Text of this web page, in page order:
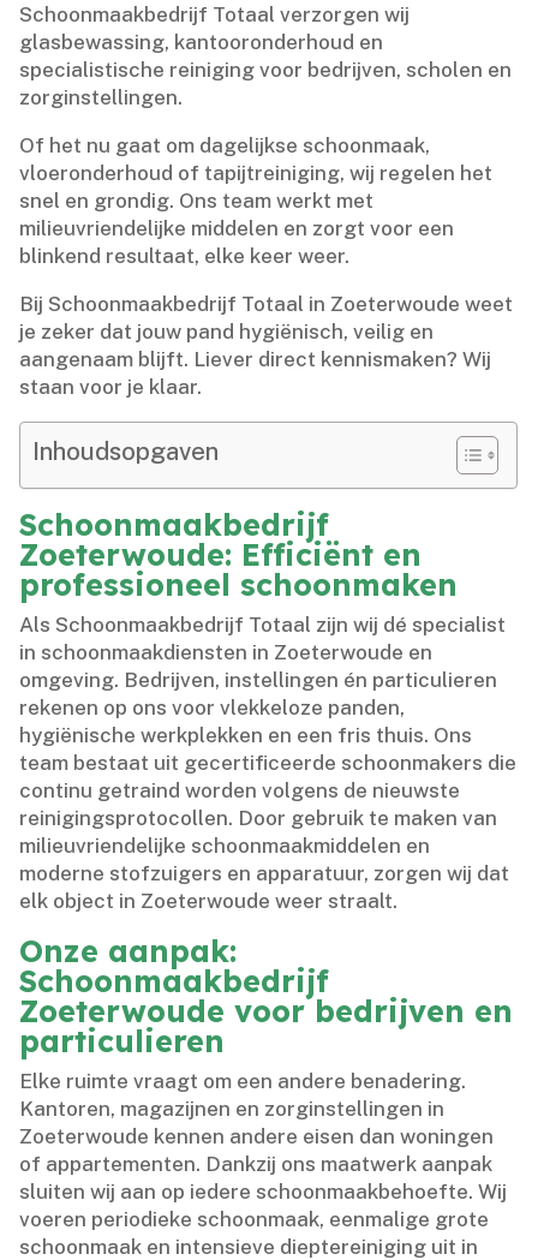
Schoonmaakbedrijf Totaal verzorgen wij
glasbewassing, kantooronderhoud en
specialistische reiniging voor bedrijven, scholen en
zorginstellingen.​
Of het nu gaat om dagelijkse schoonmaak,
vloeronderhoud of tapijtreiniging, wij regelen het
snel en grondig.​ Ons team werkt met
milieuvriendelijke middelen en zorgt voor een
blinkend resultaat, elke keer weer.​
Bij Schoonmaakbedrijf Totaal in Zoeterwoude weet
je zeker dat jouw pand hygiënisch, veilig en
aangenaam blijft.​ Liever direct kennismaken? Wij
staan voor je klaar.​
Inhoudsopgaven
Schoonmaakbedrijf
Zoeterwoude: Efficiënt en
professioneel schoonmaken
Als Schoonmaakbedrijf Totaal zijn wij dé specialist
in schoonmaakdiensten in Zoeterwoude en
omgeving.​ Bedrijven, instellingen én particulieren
rekenen op ons voor vlekkeloze panden,
hygiënische werkplekken en een fris thuis.​ Ons
team bestaat uit gecertificeerde schoonmakers die
continu getraind worden volgens de nieuwste
reinigingsprotocollen.​ Door gebruik te maken van
milieuvriendelijke schoonmaakmiddelen en
moderne stofzuigers en apparatuur, zorgen wij dat
elk object in Zoeterwoude weer straalt.​
Onze aanpak:
Schoonmaakbedrijf
Zoeterwoude voor bedrijven en
particulieren
Elke ruimte vraagt om een andere benadering.​
Kantoren, magazijnen en zorginstellingen in
Zoeterwoude kennen andere eisen dan woningen
of appartementen.​ Dankzij ons maatwerk aanpak
sluiten wij aan op iedere schoonmaakbehoefte.​ Wij
voeren periodieke schoonmaak, eenmalige grote
schoonmaak en intensieve dieptereiniging uit in